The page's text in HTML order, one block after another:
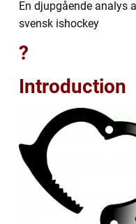
En djupgående analys
svensk ishockey
?
Introduction